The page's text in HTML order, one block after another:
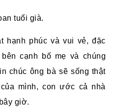
tuổi già.
hạnh phúc và vui vẻ, đặc
cạnh bố mẹ và chúng
chúc ông bà sẽ sống thật
mình, con ước cả nhà
giờ.